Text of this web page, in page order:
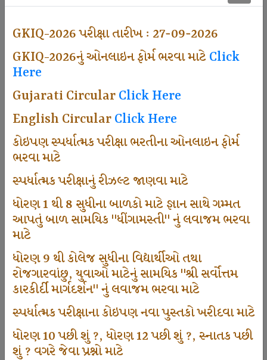
GKIQ-2026 પરીક્ષા તારીખ : 27-09-2026
GKIQ-2026નું ઓનલાઇન ફોર્મ ભરવા માટેClick
Here
Gujarati CircularClick Here
English CircularClick Here
કોઇપણ સ્પર્ધાત્મક પરીક્ષા ભરતીના ઓનલાઇન ફોર્મ
ભરવા માટે
સ્પર્ધાત્મક પરીક્ષાનું રીઝલ્ટ જાણવા માટે
ધોરણ 1 થી 8 સુધીના બાળકો માટે જ્ઞાન સાથે ગમ્મત
આપતું બાળ સામયિક "ધીંગામસ્તી" નું લવાજમ ભરવા
માટે
ધોરણ 9 થી કોલેજ સુધીના વિદ્યાર્થીઓ તથા
રોજગારવાંછુ, યુવાઓ માટેનું સામયિક "શ્રી સર્વોત્તમ
કારકીર્દી માર્ગદર્શન" નું લવાજમ ભરવા માટે
સ્પર્ધાત્મક પરીક્ષાના કોઇપણ નવા પુસ્તકો ખરીદવા માટે
ધોરણ 10 પછી શું ?, ધોરણ 12 પછી શું ?, સ્નાતક પછી
શું ? વગરે જેવા પ્રશ્નો માટે
497
Dhingamasti Subscription
666
1000
Participate School In GKIQ
125000